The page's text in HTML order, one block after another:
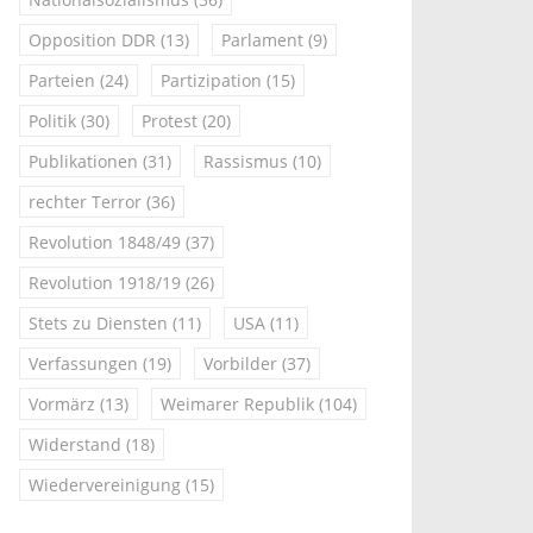
Opposition DDR (13) Parlament (9)
Parteien (24) Partizipation (15)
Politik (30) Protest (20)
Publikationen (31) Rassismus (10)
rechter Terror (36)
Revolution 1848/49 (37)
Revolution 1918/19 (26)
Stets zu Diensten (11) USA (11)
Verfassungen (19) Vorbilder (37)
Vormärz (13) Weimarer Republik (104)
Widerstand (18)
Wiedervereinigung (15)